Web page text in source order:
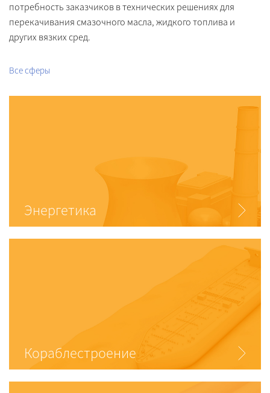
потребность заказчиков в технических решениях для
перекачивания смазочного масла, жидкого топлива и
других вязких сред.
Все сферы
Энергетика
Кораблестроение